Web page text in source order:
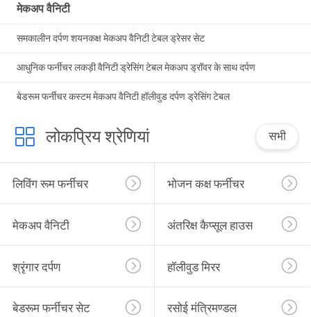
मेकअप वैनिटी
समकालीन दर्पण शयनकक्ष मेकअप वैनिटी टेबल ड्रेसर सेट
आधुनिक फर्नीचर लकड़ी वैनिटी ड्रेसिंग टेबल मेकअप ड्रॉवर के साथ दर्पण
बेडरूम फर्नीचर कस्टम मेकअप वैनिटी हॉलीवुड दर्पण ड्रेसिंग टेबल
लोकप्रिय श्रेणियां सभी
लिविंग रूम फर्नीचर भोजन कक्ष फर्नीचर
मेकअप वैनिटी अंतरिक्ष कैप्सूल हाउस
श्रृंगार दर्पण हॉलीवुड मिरर
बेडरूम फर्नीचर सेट रसोई मंत्रिमण्डल